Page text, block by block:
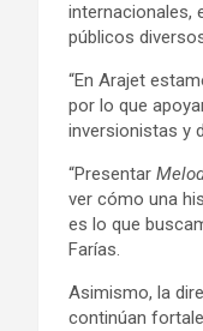
internacionales,
públicos
“En Arajet
por lo que
inversionistas y
“Presentar
ver cómo una
es lo que
Farías.
Asimismo, la
continúan